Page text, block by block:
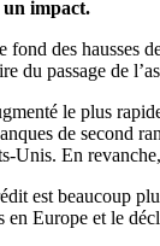
un impact.
des hausses
du passage de
le plus
de second
Unis. En
est beaucoup
Europe et le